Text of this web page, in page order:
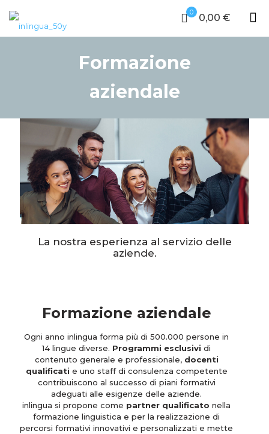
0 0,00 €
Formazione
aziendale
La nostra esperienza al servizio delle
aziende.
Formazione aziendale
Ogni anno inlingua forma più di 500.000 persone in
14 lingue diverse. Programmi esclusivi di
contenuto generale e professionale, docenti
qualificati e uno staff di consulenza competente
contribuiscono al successo di piani formativi
adeguati alle esigenze delle aziende.
inlingua si propone come partner qualificato nella
formazione linguistica e per la realizzazione di
percorsi formativi innovativi e personalizzati e mette